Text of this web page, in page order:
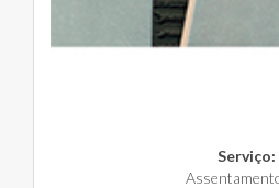
Serviço: